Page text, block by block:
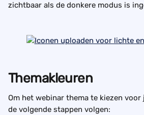
zichtbaar als de donkere modus is
Themakleuren
Om het webinar thema te kiezen
de volgende stappen volgen: